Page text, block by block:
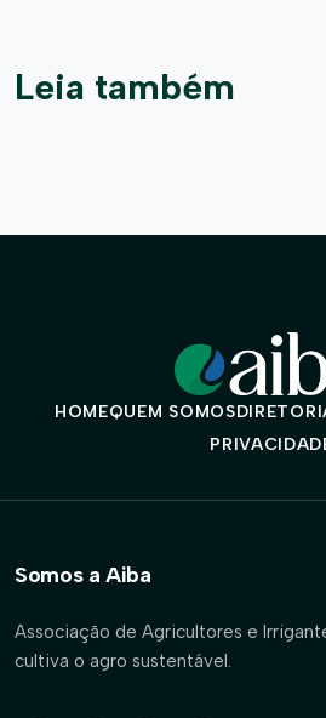
Leia também
HOMEQUEM SOMOS
Somos a Aiba
Associação de Agricultores e
cultiva o agro sustentável.